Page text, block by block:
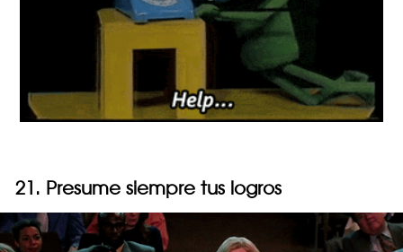
21. Presume siempre tus logros